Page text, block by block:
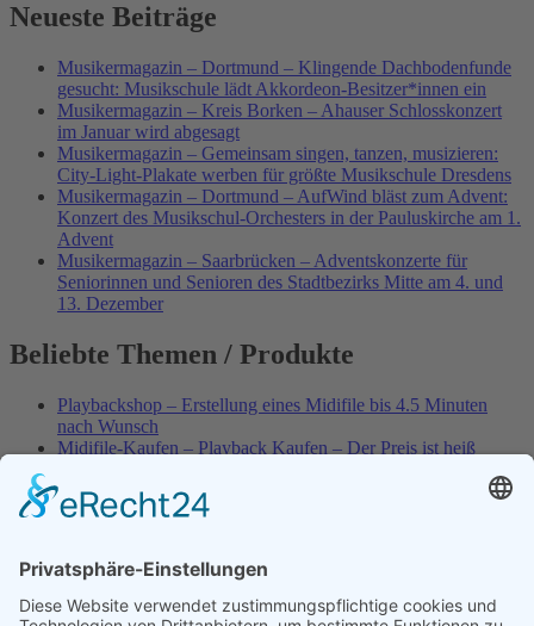
Neueste Beiträge
Musikermagazin – Dortmund – Klingende Dachbodenfunde
gesucht: Musikschule lädt Akkordeon-Besitzer*innen ein
Musikermagazin – Kreis Borken – Ahauser Schlosskonzert
im Januar wird abgesagt
Musikermagazin – Gemeinsam singen, tanzen, musizieren:
City-Light-Plakate werben für größte Musikschule Dresdens
Musikermagazin – Dortmund – AufWind bläst zum Advent:
Konzert des Musikschul-Orchesters in der Pauluskirche am 1.
Advent
Musikermagazin – Saarbrücken – Adventskonzerte für
Seniorinnen und Senioren des Stadtbezirks Mitte am 4. und
13. Dezember
Beliebte Themen / Produkte
Playbackshop – Erstellung eines Midifile bis 4.5 Minuten
nach Wunsch
Midifile-Kaufen – Playback Kaufen – Der Preis ist heiß
Best of Karaoke – Roy Black – Playbacks – Absolute Rarität
World-of-Karaoke – Midifiles kaufen – Ich baue Dein
Playbackshop – Erstellung eines Wunschmidifile bis 3.5
Minuten
10 Spanische All-TIME Sommerhits als Karaoke-Playbacks –